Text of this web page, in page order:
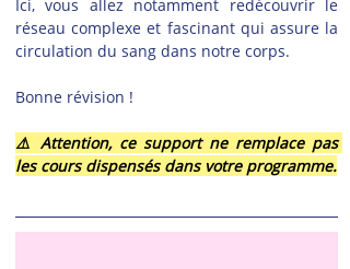
Ici, vous allez notamment redécouvrir le
réseau complexe et fascinant qui assure la
circulation du sang dans notre corps.
Bonne révision !
⚠️ Attention, ce support ne remplace pas
les cours dispensés dans votre programme.